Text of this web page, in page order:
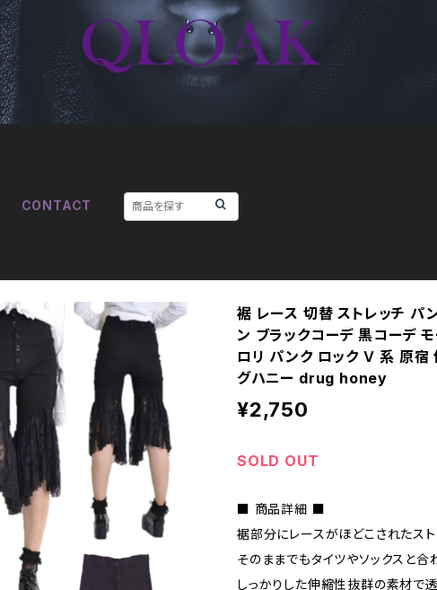
CONTACT
裾 レース 切替 ストレッチ
ン ブラックコーデ 黒コーデ
ロリ パンク ロック Ｖ 系 原
グハニー drug honey
¥2,750
SOLD OUT
■ 商品詳細 ■
裾部分にレースがほどこされたスト
そのままでもタイツやソックスと合
しっかりした伸縮性抜群の素材で